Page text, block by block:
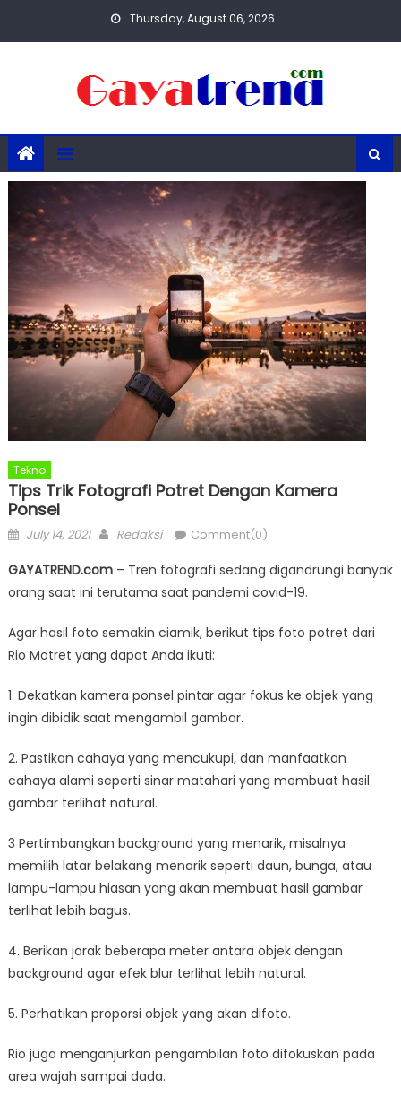
Thursday, August 06, 2026
Tekno
Tips Trik Fotografi Potret Dengan Kamera
Ponsel
Posted
July 14, 2021 Author
Redaksi Comment(0)
GAYATREND.com– Tren fotografi sedang digandrungi banyak
orang saat ini terutama saat pandemi covid-19.
Agar hasil foto semakin ciamik, berikut tips foto potret dari
Rio Motret yang dapat Anda ikuti:
1. Dekatkan kamera ponsel pintar agar fokus ke objek yang
ingin dibidik saat mengambil gambar.
2. Pastikan cahaya yang mencukupi, dan manfaatkan
cahaya alami seperti sinar matahari yang membuat hasil
gambar terlihat natural.
3 Pertimbangkan background yang menarik, misalnya
memilih latar belakang menarik seperti daun, bunga, atau
lampu-lampu hiasan yang akan membuat hasil gambar
terlihat lebih bagus.
4. Berikan jarak beberapa meter antara objek dengan
background agar efek blur terlihat lebih natural.
5. Perhatikan proporsi objek yang akan difoto.
Rio juga menganjurkan pengambilan foto difokuskan pada
area wajah sampai dada.